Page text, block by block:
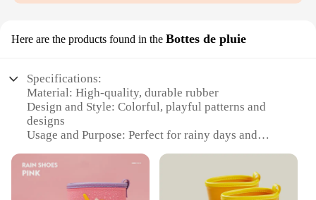
Here are the products found in the Bottes de pluie
Specifications:
Material: High-quality, durable rubber
Design and Style: Colorful, playful patterns and
designs
Usage and Purpose: Perfect for rainy days and
Typical Adaptive Scenario: School, park, or any
outdoor setting
Shape or Size or Weight or Quantity: Available in a